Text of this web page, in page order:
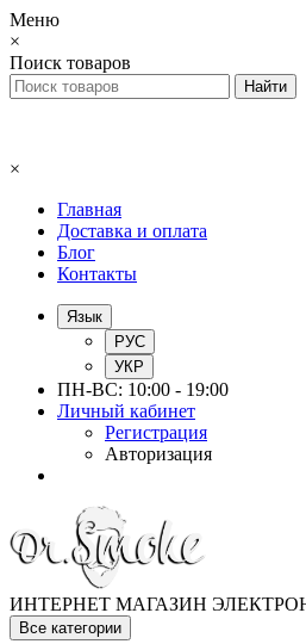
Меню
×
Поиск товаров
×
Главная
Доставка и оплата
Блог
Контакты
Язык
РУС
УКР
ПН-ВС: 10:00 - 19:00
Личный кабинет
Регистрация
Авторизация
ИНТЕРНЕТ МАГАЗИН
Все категории